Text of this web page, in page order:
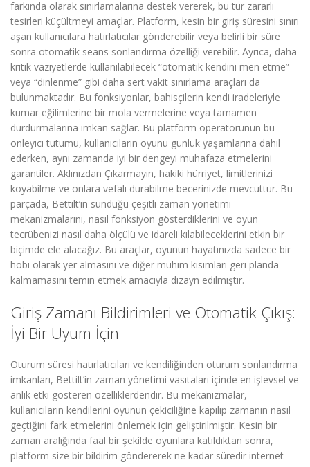
farkında olarak sınırlamalarına destek vererek, bu tür zararlı
tesirleri küçültmeyi amaçlar. Platform, kesin bir giriş süresini sınırı
aşan kullanıcılara hatırlatıcılar gönderebilir veya belirli bir süre
sonra otomatik seans sonlandırma özelliği verebilir. Ayrıca, daha
kritik vaziyetlerde kullanılabilecek “otomatik kendini men etme”
veya “dinlenme” gibi daha sert vakit sınırlama araçları da
bulunmaktadır. Bu fonksiyonlar, bahisçilerin kendi iradeleriyle
kumar eğilimlerine bir mola vermelerine veya tamamen
durdurmalarına imkan sağlar. Bu platform operatörünün bu
önleyici tutumu, kullanıcıların oyunu günlük yaşamlarına dahil
ederken, aynı zamanda iyi bir dengeyi muhafaza etmelerini
garantiler. Aklınızdan Çıkarmayın, hakiki hürriyet, limitlerinizi
koyabilme ve onlara vefalı durabilme becerinizde mevcuttur. Bu
parçada, Bettilt’in sunduğu çeşitli zaman yönetimi
mekanizmalarını, nasıl fonksiyon gösterdiklerini ve oyun
tecrübenizi nasıl daha ölçülü ve idareli kılabileceklerini etkin bir
biçimde ele alacağız. Bu araçlar, oyunun hayatınızda sadece bir
hobi olarak yer almasını ve diğer mühim kısımları geri planda
kalmamasını temin etmek amacıyla dizayn edilmiştir.
Giriş Zamanı Bildirimleri ve Otomatik Çıkış:
İyi Bir Uyum İçin
Oturum süresi hatırlatıcıları ve kendiliğinden oturum sonlandırma
imkanları, Bettilt’in zaman yönetimi vasıtaları içinde en işlevsel ve
anlık etki gösteren özelliklerdendir. Bu mekanizmalar,
kullanıcıların kendilerini oyunun çekiciliğine kapılıp zamanın nasıl
geçtiğini fark etmelerini önlemek için geliştirilmiştir. Kesin bir
zaman aralığında faal bir şekilde oyunlara katıldıktan sonra,
platform size bir bildirim göndererek ne kadar süredir internet